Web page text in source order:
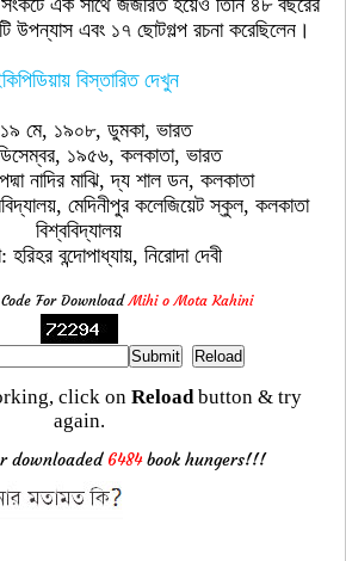
এক সাথে জর্জরিত হয়েও তিনি ৪৮ বছরের
উপন্যাস এবং ১৭ ছোটগল্প রচনা করেছিলেন।
বিস্তারিত দেখুন
মে, ১৯০৮, ডুমকা, ভারত
১৯৫৬, কলকাতা, ভারত
নাদির মাঝি, দ্য শাল ডন, কলকাতা
মেদিনীপুর কলেজিয়েট স্কুল, কলকাতা
বিশ্ববিদ্যালয়
হরিহর বন্দোপাধ্যায়, নিরোদা দেবী
For DownloadMihi o Mota Kahini
click on Reloadbutton & try
again.
downloaded 6484book hungers!!!